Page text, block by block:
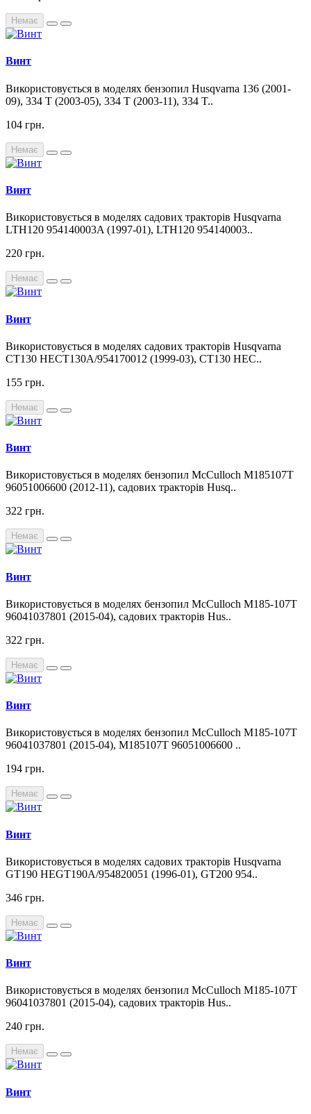
Немає
Винт
Використовується в моделях бензопил Husqvarna 136 (2001-
09), 334 T (2003-05), 334 T (2003-11), 334 T..
104 грн.
Немає
Винт
Використовується в моделях садових тракторів Husqvarna
LTH120 954140003A (1997-01), LTH120 954140003..
220 грн.
Немає
Винт
Використовується в моделях садових тракторів Husqvarna
CT130 HECT130A/954170012 (1999-03), CT130 HEC..
155 грн.
Немає
Винт
Використовується в моделях бензопил McCulloch M185107T
96051006600 (2012-11), садових тракторів Husq..
322 грн.
Немає
Винт
Використовується в моделях бензопил McCulloch M185-107T
96041037801 (2015-04), садових тракторів Hus..
322 грн.
Немає
Винт
Використовується в моделях бензопил McCulloch M185-107T
96041037801 (2015-04), M185107T 96051006600 ..
194 грн.
Немає
Винт
Використовується в моделях садових тракторів Husqvarna
GT190 HEGT190A/954820051 (1996-01), GT200 954..
346 грн.
Немає
Винт
Використовується в моделях бензопил McCulloch M185-107T
96041037801 (2015-04), садових тракторів Hus..
240 грн.
Немає
Винт